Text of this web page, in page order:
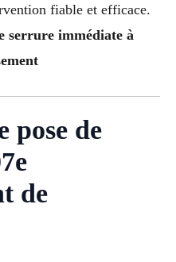
fiable et efficace.
serrure immédiate à
pose de
de